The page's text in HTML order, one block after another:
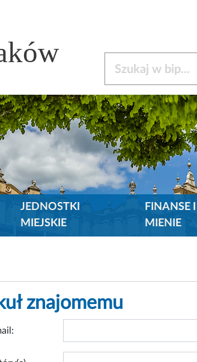
JEDNOSTKI
MIEJSKIE
FINANSE I
MIENIE
znajomemu